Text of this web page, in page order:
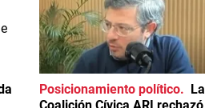
Posicionamiento político
La